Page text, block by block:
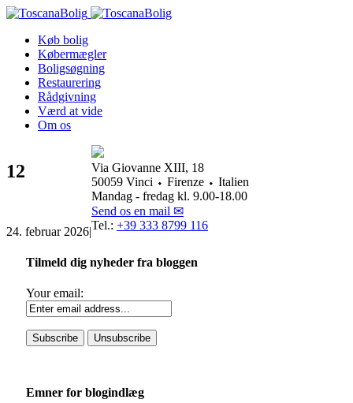
Køb bolig
Købermægler
Boligsøgning
Restaurering
Rådgivning
Værd at vide
Om os
12
24. februar 2026|
Tilmeld dig nyheder fra bloggen
Your email:
Emner for blogindlæg
Via Giovanne XIII, 18
50059 Vinci ⬩ Firenze ⬩ Italien
Mandag - fredag kl. 9.00-18.00
Send os en mail ✉
Tel.: +39 333 8799 116